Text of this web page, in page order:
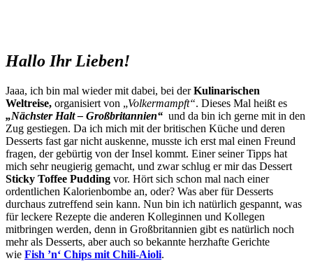
Hallo Ihr Lieben!
Jaaa, ich bin mal wieder mit dabei, bei derKulinarischen
Weltreise, organisiert von „Volkermampft“. Dieses Mal heißt es
„Nächster Halt – Großbritannien“ und da bin ich gerne mit in den
Zug gestiegen. Da ich mich mit der britischen Küche und deren
Desserts fast gar nicht auskenne, musste ich erst mal einen Freund
fragen, der gebürtig von der Insel kommt. Einer seiner Tipps hat
mich sehr neugierig gemacht, und zwar schlug er mir das Dessert
Sticky Toffee Pudding vor. Hört sich schon mal nach einer
ordentlichen Kalorienbombe an, oder? Was aber für Desserts
durchaus zutreffend sein kann. Nun bin ich natürlich gespannt, was
für leckere Rezepte die anderen Kolleginnen und Kollegen
mitbringen werden, denn in Großbritannien gibt es natürlich noch
mehr als Desserts, aber auch so bekannte herzhafte Gerichte
wie Fish ’n‘ Chips mit Chili-Aioli.